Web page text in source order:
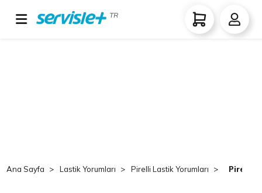
TR
Ana Sayfa Lastik Yorumları Pirelli Lastik Yorumları Pirelli